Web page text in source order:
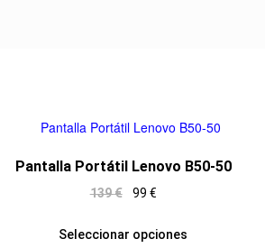
Pantalla Portátil Lenovo B50-50
139€ 99€
Seleccionar opciones